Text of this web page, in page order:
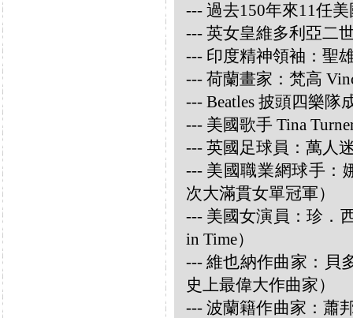
--- 過去150年來11任
--- 英女皇維多利亞二
--- 印度精神領袖：聖
--- 荷蘭畫家：梵高
--- Beatles 披頭四樂隊
--- 美國歌手 Tina
--- 英國足球員：萬人
--- 美國職業網球手：
次大滿貫女單冠軍）
--- 美國女演員：珍．
in Time）
--- 維也納作曲家：貝
史上最偉大作曲家）
--- 波蘭籍作曲家：蕭